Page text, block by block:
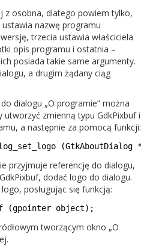
z osobna, dlatego powiem tylko,
nazwę programu
trzecia ustawia właściciela
opis programu i ostatnia –
posiada takie same argumenty.
a drugim żądany ciąg
dialogu „O programie” można
zmienną typu GdkPixbuf i
a następnie za pomocą funkcji:
(GtkAboutDialog
przyjmuje referencję do dialogu,
dodać logo do dialogu.
posługując się funkcją:
(gpointer object);
tworzącym okno „O